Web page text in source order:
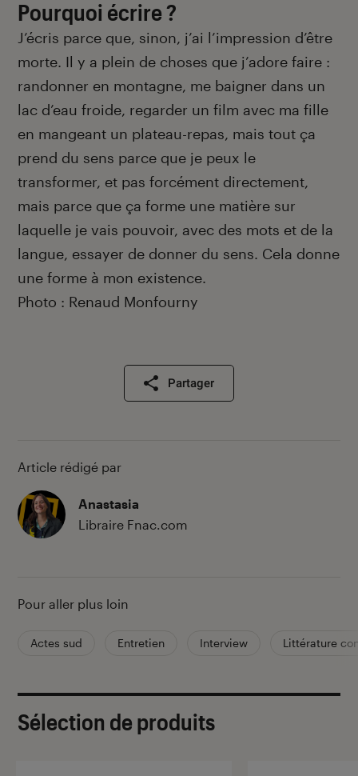
Pourquoi écrire ?
J’écris parce que, sinon, j’ai l’impression d’être
morte. Il y a plein de choses que j’adore faire :
randonner en montagne, me baigner dans un
lac d’eau froide, regarder un film avec ma fille
en mangeant un plateau-repas, mais tout ça
prend du sens parce que je peux le
transformer, et pas forcément directement,
mais parce que ça forme une matière sur
laquelle je vais pouvoir, avec des mots et de la
langue, essayer de donner du sens. Cela donne
une forme à mon existence.
Photo : Renaud Monfourny
Partager
Article rédigé par
Anastasia
Libraire Fnac.com
Pour aller plus loin
Actes sud Entretien Interview Littérature
Sélection de produits